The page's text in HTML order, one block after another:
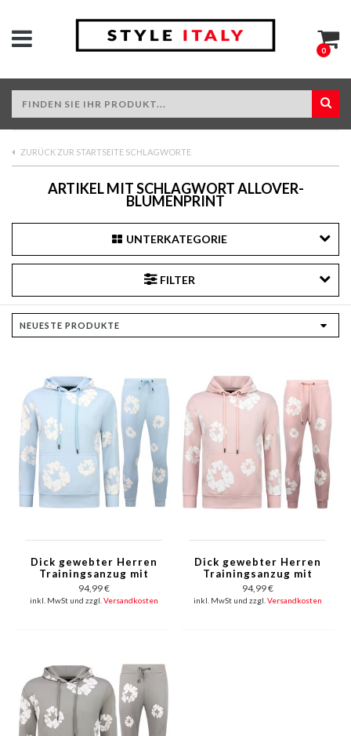
0
ZURÜCK ZUR STARTSEITE SCHLAGWORTE
ARTIKEL MIT SCHLAGWORT ALLOVER-
BLUMENPRINT
UNTERKATEGORIE
FILTER
Dick gewebter Herren
Trainingsanzug mit
Allover Blumenmuster
– Herren Blumenanzug
– Twinset – 5991 –
94,99 €
inkl. MwSt und zzgl. Versandkosten
Dick gewebter Herren
Trainingsanzug mit
Allover Blumenmuster
– Herren Blumenanzug
– Twinset – 5991 –
94,99 €
inkl. MwSt und zzgl. Versandkosten